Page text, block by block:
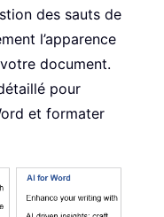
des sauts de
l’apparence
document.
pour
et formater